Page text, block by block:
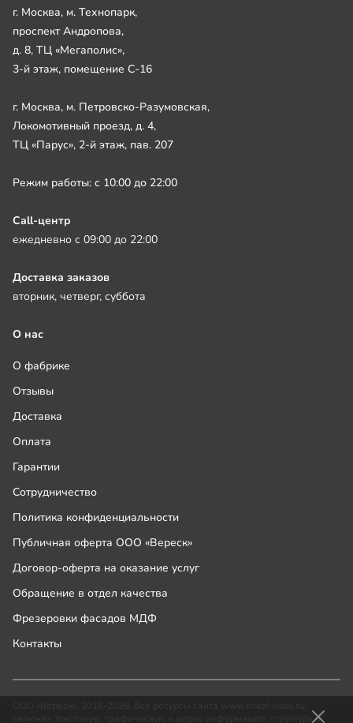
г. Москва, м. Технопарк,
проспект Андропова,
д. 8, ТЦ «Мегаполис»,
3-й этаж, помещение С-16
г. Москва, м. Петровско-Разумовская,
Локомотивный проезд, д. 4,
ТЦ «Парус», 2-й этаж, пав. 207
Режим работы: с 10:00 до 22:00
Call-центр
ежедневно с 09:00 до 22:00
Доставка заказов
вторник, четверг, суббота
О нас
О фабрике
Отзывы
Доставка
Оплата
Гарантии
Сотрудничество
Политика конфиденциальности
Публичная оферта ООО «Вереск»
Договор-оферта на оказание услуг
Обращение в отдел качества
Фрезеровки фасадов МДФ
Контакты
включая текстовую, графическую и видео информацию, структуру и